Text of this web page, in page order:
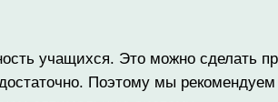
учащихся. Это можно сделать
Поэтому мы